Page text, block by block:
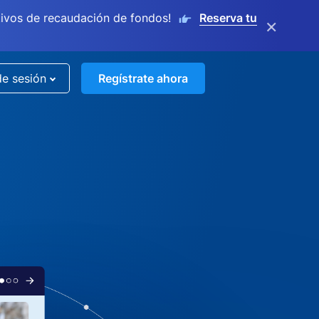
de recaudación de fondos! Reserva tu ×
sesión Regístrate ahora